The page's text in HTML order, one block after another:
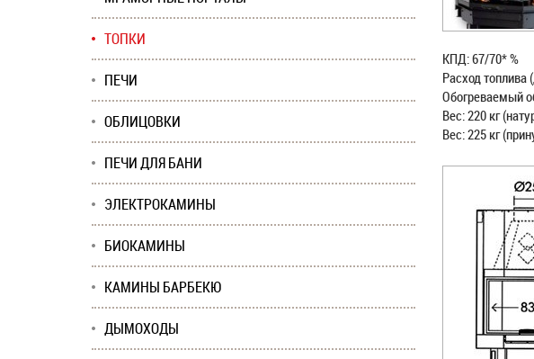
КПД: 67/70* %
Расход топлива
Обогреваемый
Вес: 220 кг
Вес: 225 кг
ТОПКИ
ПЕЧИ
ОБЛИЦОВКИ
ПЕЧИ ДЛЯ БАНИ
ЭЛЕКТРОКАМИНЫ
БИОКАМИНЫ
КАМИНЫ БАРБЕКЮ
ДЫМОХОДЫ